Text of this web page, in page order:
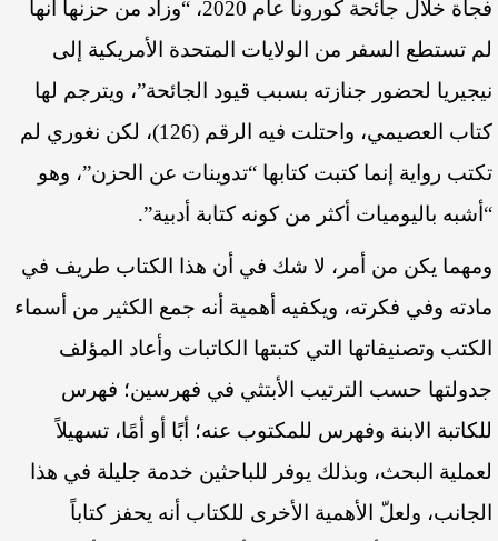
فجأة خلال جائحة كورونا عام 2020، “وزاد من حزنها أنها
لم تستطع السفر من الولايات المتحدة الأمريكية إلى
نيجيريا لحضور جنازته بسبب قيود الجائحة”، ويترجم لها
كتاب العصيمي، واحتلت فيه الرقم (126)، لكن نغوري لم
تكتب رواية إنما كتبت كتابها “تدوينات عن الحزن”، وهو
“أشبه باليوميات أكثر من كونه كتابة أدبية”.
ومهما يكن من أمر، لا شك في أن هذا الكتاب طريف في
مادته وفي فكرته، ويكفيه أهمية أنه جمع الكثير من أسماء
الكتب وتصنيفاتها التي كتبتها الكاتبات وأعاد المؤلف
جدولتها حسب الترتيب الأبتثي في فهرسين؛ فهرس
للكاتبة الابنة وفهرس للمكتوب عنه؛ أبًا أو أمًا، تسهيلاً
لعملية البحث، وبذلك يوفر للباحثين خدمة جليلة في هذا
الجانب، ولعلّ الأهمية الأخرى للكتاب أنه يحفز كتاباً